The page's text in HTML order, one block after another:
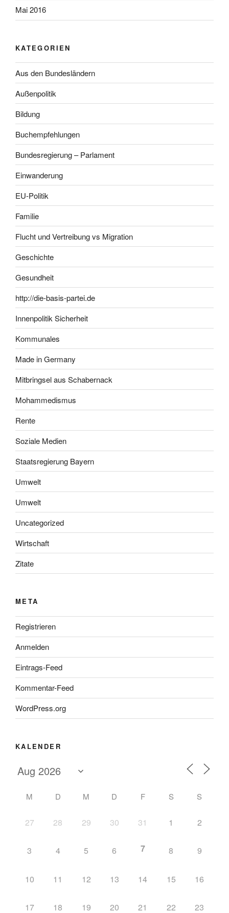
Mai 2016
KATEGORIEN
Aus den Bundesländern
Außenpolitik
Bildung
Buchempfehlungen
Bundesregierung – Parlament
Einwanderung
EU-Politik
Familie
Flucht und Vertreibung vs Migration
Geschichte
Gesundheit
http://die-basis-partei.de
Innenpolitik Sicherheit
Kommunales
Made in Germany
Mitbringsel aus Schabernack
Mohammedismus
Rente
Soziale Medien
Staatsregierung Bayern
Umwelt
Umwelt
Uncategorized
Wirtschaft
Zitate
META
Registrieren
Anmelden
Eintrags-Feed
Kommentar-Feed
WordPress.org
KALENDER
M D M D F S S
27 28 29 30 31 1 2
3 4 5 6 7 8 9
10 11 12 13 14 15 16
17 18 19 20 21 22 23